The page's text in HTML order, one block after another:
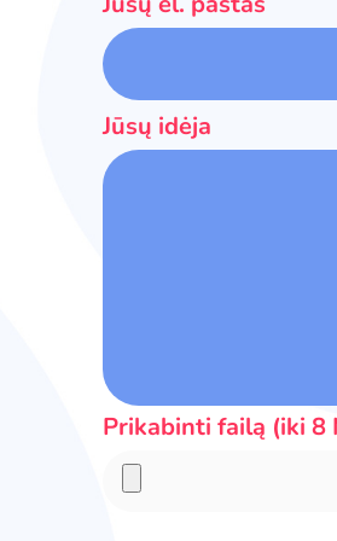
Jūsų idėja
Prikabinti failą (iki 8